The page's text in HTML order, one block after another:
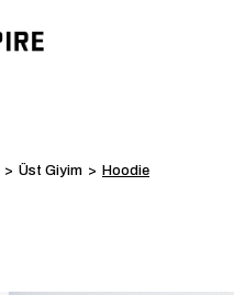
Üst Giyim Hoodie